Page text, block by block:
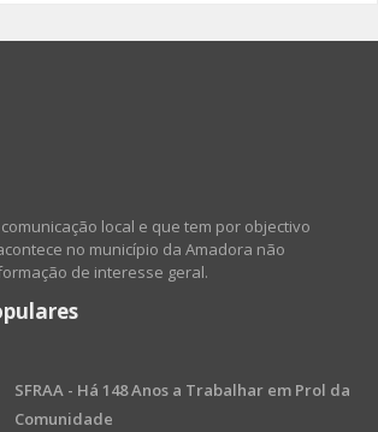
local e que tem por objectivo
no município da Amadora não
de interesse geral.
SFRAA - Há 148 Anos a Trabalhar em Prol da
Comunidade